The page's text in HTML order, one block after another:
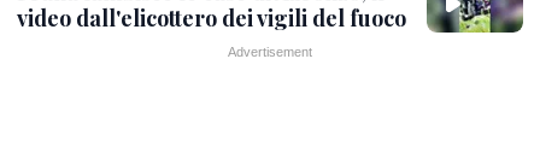
video dall'elicottero dei vigili del fuoco